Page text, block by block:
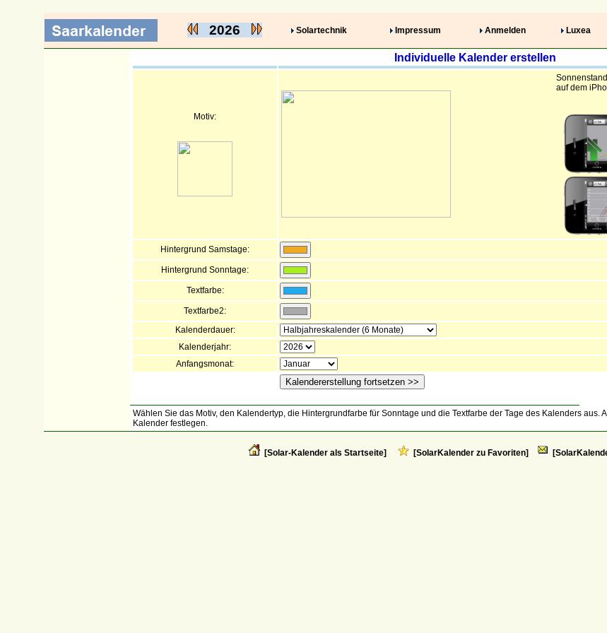
2026 Solartechnik Impressum Anmelden Luxea
Individuelle Kalender erstellen
Motiv:
auf dem
Hintergrund Samstage:
Hintergrund Sonntage:
Textfarbe:
Textfarbe2:
Kalenderdauer:
Kalenderjahr:
Anfangsmonat:
Wählen Sie das Motiv, den Kalendertyp, die Hintergrundfarbe für Sonntage und die Textfarbe der Tage des Kalenders aus.
Kalender festlegen.
[Solar-Kalender als Startseite] [SolarKalender zu Favoriten]